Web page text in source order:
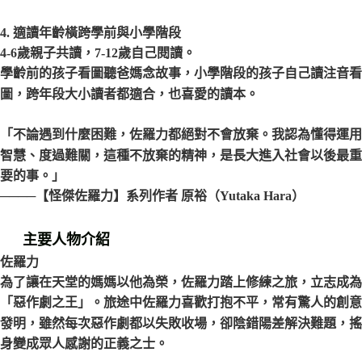
4. 適讀年齡橫跨學前與小學階段
4-6歲親子共讀，7-12歲自己閱讀。
學齡前的孩子看圖聽爸媽念故事，小學階段的孩子自己讀注音看
圖，跨年段大小讀者都適合，也喜愛的讀本 。
「不論遇到什麼困難，佐羅力都絕對不會放棄。我認為懂得運用
智慧、度過難關，這種不放棄的精神，是長大進入社會以後最重
要的事。」
────【怪傑佐羅力】系列作者 原裕（Yutaka Hara）
主要人物介紹
佐羅力
為了讓在天堂的媽媽以他為榮，佐羅力踏上修練之旅，立志成為
「惡作劇之王」。旅途中佐羅力喜歡打抱不平，常有驚人的創意
發明，雖然每次惡作劇都以失敗收場，卻陰錯陽差解決難題，搖
身變成眾人感謝的正義之士。